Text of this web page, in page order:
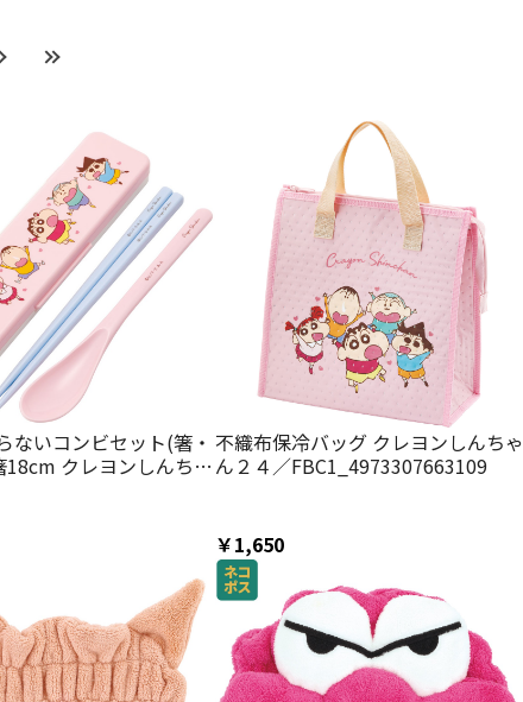
ないコンビセット(箸・
18cm クレヨンしんちゃ
不織布保冷バッグ クレヨンしんちゃ
ん２４／FBC1_4973307663109
￥1,650